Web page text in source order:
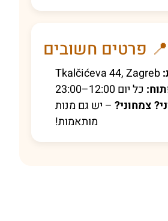
📍 פרטים חשובים
כל יום 12:00–23:00
צמחוני?– יש גם מנות
מותאמות!